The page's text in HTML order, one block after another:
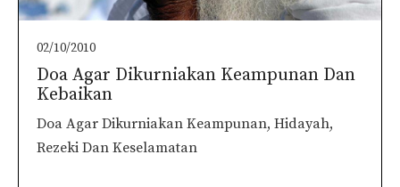
02/10/2010
Doa Agar Dikurniakan Keampunan Dan
Kebaikan
Doa Agar Dikurniakan Keampunan, Hidayah,
Rezeki Dan Keselamatan